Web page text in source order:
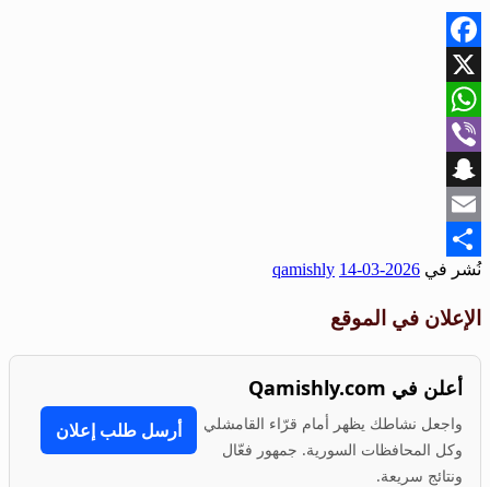
Facebook
X
WhatsApp
Viber
Snapchat
Email
Share
نُشر في 2026-03-14
qamishly
الإعلان في الموقع
أعلن في Qamishly.com
واجعل نشاطك يظهر أمام قرّاء القامشلي
وكل المحافظات السورية. جمهور فعّال
ونتائج سريعة.
أرسل طلب إعلان